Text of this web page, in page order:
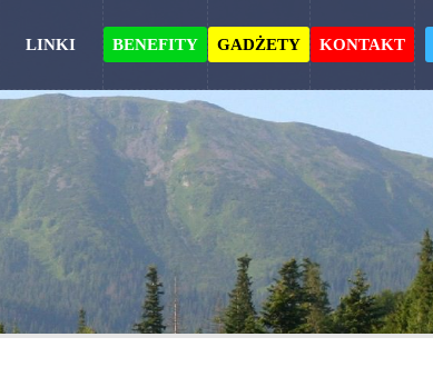
LINKI BENEFITY GADŻETY KONTAKT